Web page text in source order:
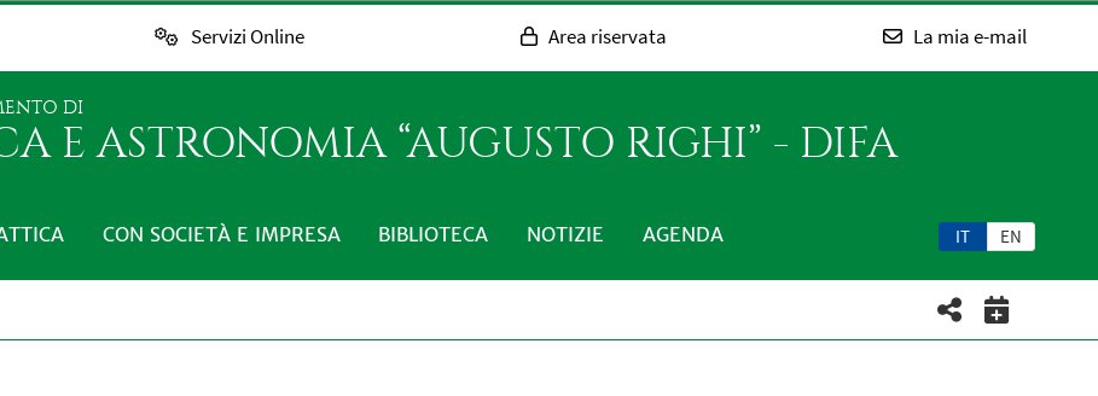
Servizi Online Area riservata La mia e-mail
DI
E ASTRONOMIA “AUGUSTO RIGHI” - DIFA
IT EN
CON SOCIETÀ E IMPRESA BIBLIOTECA NOTIZIE AGENDA